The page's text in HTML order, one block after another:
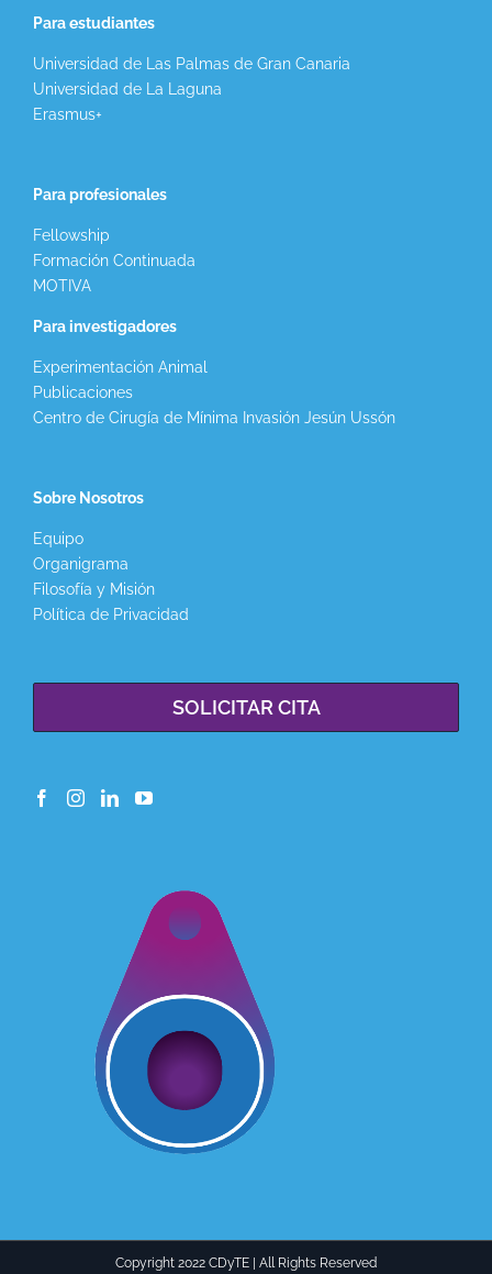
Para estudiantes
Universidad de Las Palmas de Gran Canaria
Universidad de La Laguna
Erasmus+
Para profesionales
Fellowship
Formación Continuada
MOTIVA
Para investigadores
Experimentación Animal
Publicaciones
Centro de Cirugía de Mínima Invasión Jesún Ussón
Sobre Nosotros
Equipo
Organigrama
Filosofía y Misión
Política de Privacidad
SOLICITAR CITA
Copyright 2022 CDyTE | All Rights Reserved